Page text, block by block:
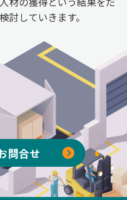
討していきます。
問合せ